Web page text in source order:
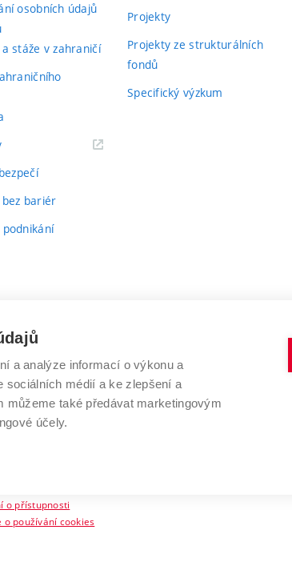
osobních údajů
stáže v zahraničí
(externí
bariér
Projekty
Projekty ze strukturálních
fondů
Specifický výzkum
UČENÍ TECHNICKÉ V BRNĚ
548/1
www.vut.cz
o přístupnosti
o používání cookies
a analýze informací o výkonu a
sociálních médií a ke zlepšení a
můžeme také předávat marketingovým
účely.